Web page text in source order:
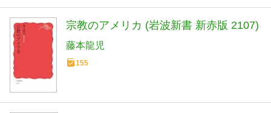
宗教のアメリカ (岩波新書 新赤版 2107)
藤本龍児
155